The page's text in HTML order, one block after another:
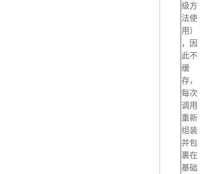
级方
法使
用）
，因
此不
缓
存，
每次
调用
重新
组装
并包
裹在
基础